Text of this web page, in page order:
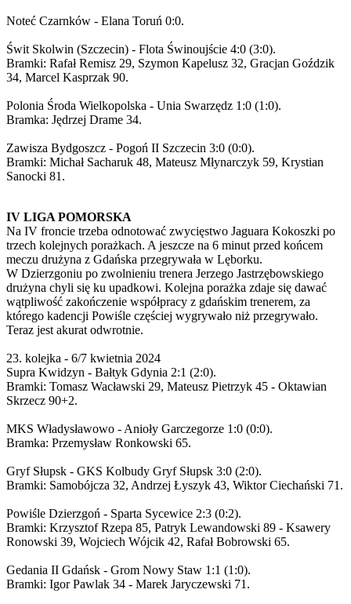
Noteć Czarnków - Elana Toruń 0:0.
Świt Skolwin (Szczecin) - Flota Świnoujście 4:0 (3:0).
Bramki: Rafał Remisz 29, Szymon Kapelusz 32, Gracjan Goździk
34, Marcel Kasprzak 90.
Polonia Środa Wielkopolska - Unia Swarzędz 1:0 (1:0).
Bramka: Jędrzej Drame 34.
Zawisza Bydgoszcz - Pogoń II Szczecin 3:0 (0:0).
Bramki: Michał Sacharuk 48, Mateusz Młynarczyk 59, Krystian
Sanocki 81.
IV LIGA POMORSKA
Na IV froncie trzeba odnotować zwycięstwo Jaguara Kokoszki po
trzech kolejnych porażkach. A jeszcze na 6 minut przed końcem
meczu drużyna z Gdańska przegrywała w Lęborku.
W Dzierzgoniu po zwolnieniu trenera Jerzego Jastrzębowskiego
drużyna chyli się ku upadkowi. Kolejna porażka zdaje się dawać
wątpliwość zakończenie współpracy z gdańskim trenerem, za
którego kadencji Powiśle częściej wygrywało niż przegrywało.
Teraz jest akurat odwrotnie.
23. kolejka - 6/7 kwietnia 2024
Supra Kwidzyn - Bałtyk Gdynia 2:1 (2:0).
Bramki: Tomasz Wacławski 29, Mateusz Pietrzyk 45 - Oktawian
Skrzecz 90+2.
MKS Władysławowo - Anioły Garczegorze 1:0 (0:0).
Bramka: Przemysław Ronkowski 65.
Gryf Słupsk - GKS Kolbudy Gryf Słupsk 3:0 (2:0).
Bramki: Samobójcza 32, Andrzej Łyszyk 43, Wiktor Ciechański 71.
Powiśle Dzierzgoń - Sparta Sycewice 2:3 (0:2).
Bramki: Krzysztof Rzepa 85, Patryk Lewandowski 89 - Ksawery
Ronowski 39, Wojciech Wójcik 42, Rafał Bobrowski 65.
Gedania II Gdańsk - Grom Nowy Staw 1:1 (1:0).
Bramki: Igor Pawlak 34 - Marek Jaryczewski 71.